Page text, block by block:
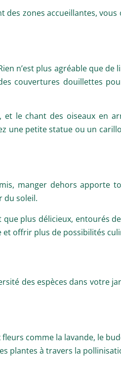
des zones accueillantes,
n’est plus agréable que de
couvertures douillettes
le chant des oiseaux en
une petite statue ou un
manger dehors apporte
du soleil.
que plus délicieux, entourés
offrir plus de possibilités
des espèces dans votre
comme la lavande, le
plantes à travers la